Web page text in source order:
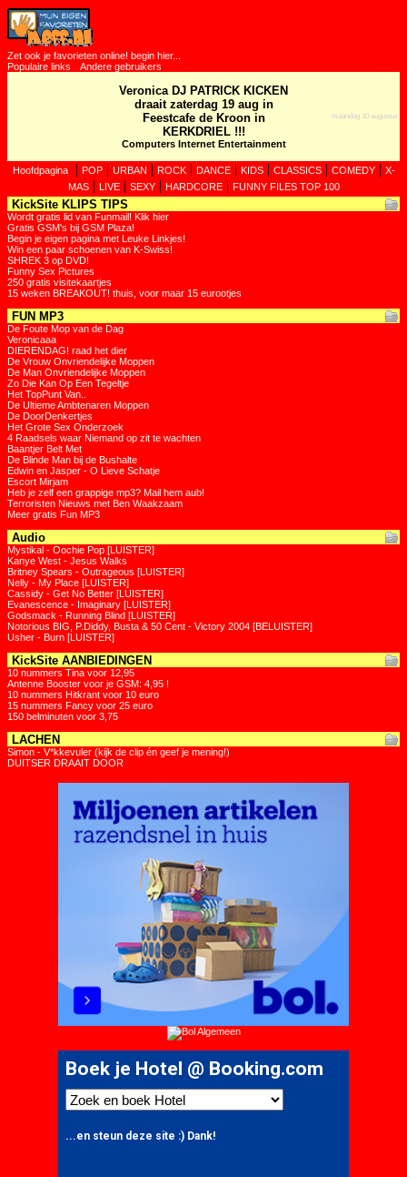
Zet ook je favorieten online! begin hier...
Populaire links
Andere gebruikers
Veronica DJ PATRICK KICKEN
draait zaterdag 19 aug in
Feestcafe de Kroon in
KERKDRIEL !!!
Computers Internet Entertainment
maandag 10 augustus
Hoofdpagina| POP| URBAN | ROCK| DANCE| KIDS| CLASSICS| COMEDY| X-
MAS| LIVE| SEXY| HARDCORE| FUNNY FILES TOP 100
KickSite KLIPS TIPS
Wordt gratis lid van Funmail! Klik hier
Gratis GSM's bij GSM Plaza!
Begin je eigen pagina met Leuke Linkjes!
Win een paar schoenen van K-Swiss!
SHREK 3 op DVD!
Funny Sex Pictures
250 gratis visitekaartjes
15 weken BREAKOUT! thuis, voor maar 15 eurootjes
FUN MP3
De Foute Mop van de Dag
Veronicaaa
DIERENDAG! raad het dier
De Vrouw Onvriendelijke Moppen
De Man Onvriendelijke Moppen
Zo Die Kan Op Een Tegeltje
Het TopPunt Van..
De Ultieme Ambtenaren Moppen
De DoorDenkertjes
Het Grote Sex Onderzoek
4 Raadsels waar Niemand op zit te wachten
Baantjer Belt Met
De Blinde Man bij de Bushalte
Edwin en Jasper - O Lieve Schatje
Escort Mirjam
Heb je zelf een grappige mp3? Mail hem aub!
Terroristen Nieuws met Ben Waakzaam
Meer gratis Fun MP3
Audio
Mystikal - Oochie Pop [LUISTER]
Kanye West - Jesus Walks
Britney Spears - Outrageous [LUISTER]
Nelly - My Place [LUISTER]
Cassidy - Get No Better [LUISTER]
Evanescence - Imaginary [LUISTER]
Godsmack - Running Blind [LUISTER]
Notorious BIG, P.Diddy, Busta & 50 Cent - Victory 2004 [BELUISTER]
Usher - Burn [LUISTER]
KickSite AANBIEDINGEN
10 nummers Tina voor 12,95
Antenne Booster voor je GSM: 4,95 !
10 nummers Hitkrant voor 10 euro
15 nummers Fancy voor 25 euro
150 belminuten voor 3,75
LACHEN
Simon - V*kkevuler (kijk de clip én geef je mening!)
DUITSER DRAAIT DOOR